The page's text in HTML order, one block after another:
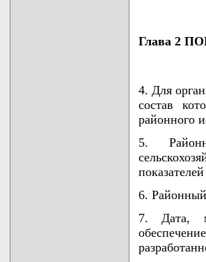
Глава 2
4. Для
состав
районного
5.
6. Районный
7. Дата,